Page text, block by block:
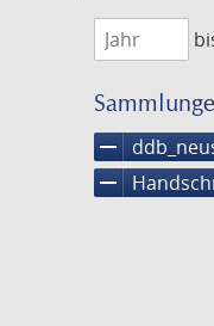
1474
remove
remove